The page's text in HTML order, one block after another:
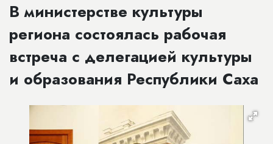
В министерстве культуры
региона состоялась рабочая
встреча с делегацией культуры
и образования Республики Саха